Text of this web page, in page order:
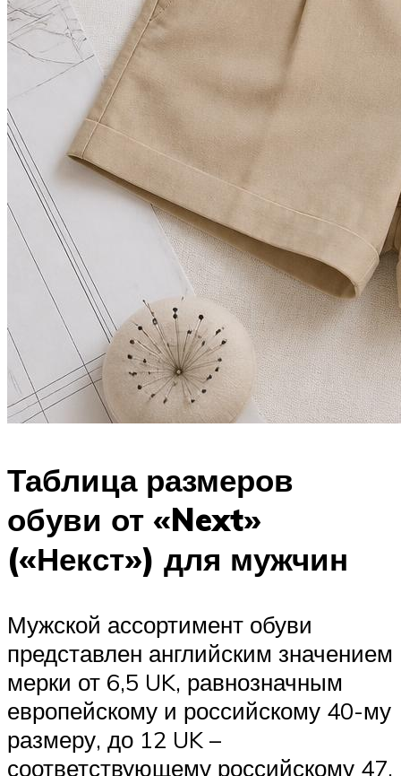
Таблица размеров
обуви от «Next»
(«Некст») для мужчин
Мужской ассортимент обуви
представлен английским значением
мерки от 6,5 UK, равнозначным
европейскому и российскому 40-му
размеру, до 12 UK –
соответствующему российскому 47.